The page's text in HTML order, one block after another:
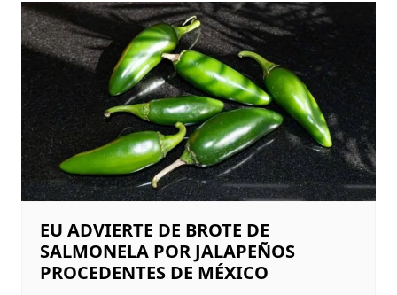
EU ADVIERTE DE BROTE DE
SALMONELA POR JALAPEÑOS
PROCEDENTES DE MÉXICO